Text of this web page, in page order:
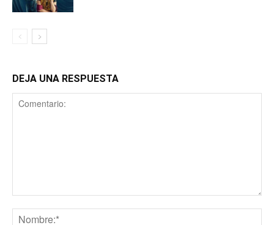
DEJA UNA RESPUESTA